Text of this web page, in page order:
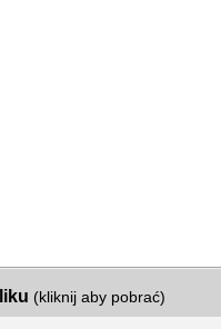
(kliknij aby pobrać)